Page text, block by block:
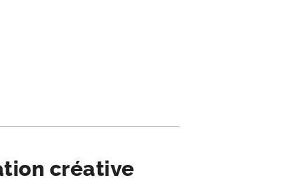
créative